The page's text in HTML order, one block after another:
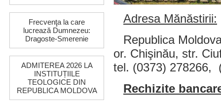
Frecvenţa la care
lucrează Dumnezeu:
Dragoste-Smerenie
ADMITEREA 2026 LA
INSTITUȚIILE
TEOLOGICE DIN
REPUBLICA MOLDOVA
Adresa Mănăstirii:
Republica
or. Chişinău, str.
tel. (0373) 278266,
Rechizite